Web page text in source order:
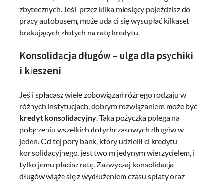
zbytecznych. Jeśli przez kilka miesięcy pojeździsz do
pracy autobusem, może uda ci się wysupłać kilkaset
brakujących złotych na ratę kredytu.
Konsolidacja długów – ulga dla psychiki
i kieszeni
Jeśli spłacasz wiele zobowiązań różnego rodzaju w
różnych instytucjach, dobrym rozwiązaniem może być
kredyt konsolidacyjny . Taka pożyczka polega na
połączeniu wszelkich dotychczasowych długów w
jeden. Od tej pory bank, który udzielił ci kredytu
konsolidacyjnego, jest twoim jedynym wierzycielem, i
tylko jemu płacisz ratę. Zazwyczaj konsolidacja
długów wiąże się z wydłużeniem czasu spłaty oraz